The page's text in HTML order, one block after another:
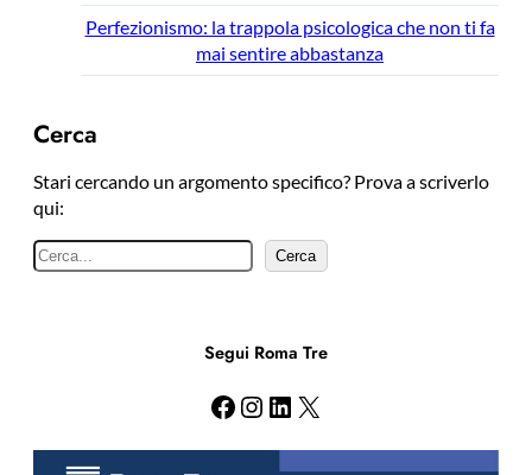
Perfezionismo: la trappola psicologica che non ti fa
mai sentire abbastanza
Cerca
Stari cercando un argomento specifico? Prova a scriverlo
qui:
C
e
a
Cerca
Segui Roma Tre
Facebook Instagram LinkedIn X